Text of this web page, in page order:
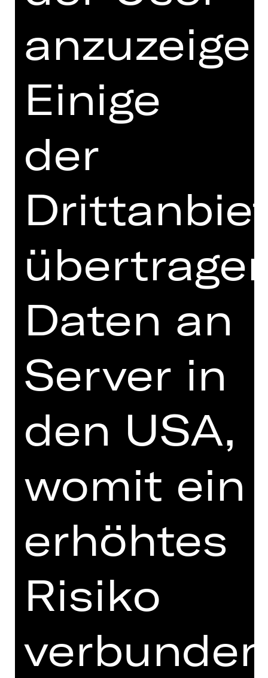
Kunsterlebnis teilt. Jede und jeder von
uns reagiert mit einer anderen
Sensibilität und einem anderen Humor
auf das, was sie oder er auf der Bühne
sieht.
den nächsten Jahren wichtige
Weichen für die Zukunft des
Staatstheaters Nürnberg gestellt. Die
Corona-Pandemie war für Theaterleute
und Publikum eine bittere Zeit, doch
Digitalisierung des Theaters weiter
voranzubringen. Unser digitales
Angebot werden wir stetig
Mehrwerte für unsere Kund*innen
schaffen. Das kommende
Bauvorhaben Opernhaus ist eine
architektonischer, städtebaulicher und
natürlich künstlerischer Hinsicht fit für
und das Staatstheater bereiten dieses
riesige Vorhaben minutiös vor. Unseren
Weg in ein Theater der Zukunft haben
Unser Staatstheater soll ein Spiegel
unserer ruhelosen, irrsinnigen,
komischen und mal tieftraurigen Welt
sein – aber ein Spiegel, in dem wir die
wirklich sind, nicht ihre
allgegenwärtigen, verzerrten oder
schönfärberischen Abbilder. Nehmen
Dingen auf den Grund zu gehen.
Wir freuen uns auf Ihren Besuch!
Einige
der
Daten an
Server in
den USA,
womit ein
erhöhtes
Risiko
verbunden